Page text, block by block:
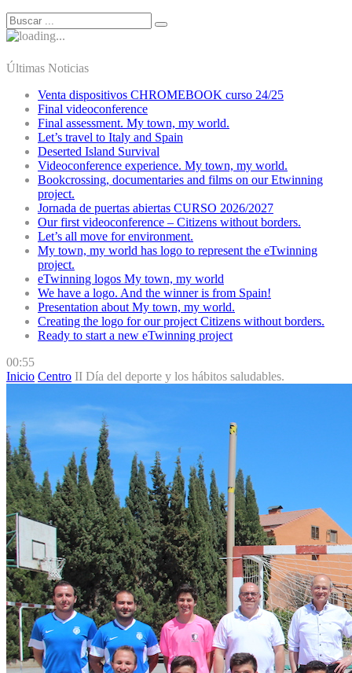
Últimas Noticias
Venta dispositivos CHROMEBOOK curso 24/25
Final videoconference
Final assessment. My town, my world.
Let’s travel to Italy and Spain
Deserted Island Survival
Videoconference experience. My town, my world.
Bookcrossing, documentaries and films on our Etwinning
project.
Jornada de puertas abiertas CURSO 2026/2027
Our first videoconference – Citizens without borders.
Let’s all move for environment.
My town, my world has logo to represent the eTwinning
project.
eTwinning logos My town, my world
We have a logo. And the winner is from Spain!
Presentation about My town, my world.
Creating the logo for our project Citizens without borders.
Ready to start a new eTwinning project
00:55
Inicio Centro II Día del deporte y los hábitos saludables.